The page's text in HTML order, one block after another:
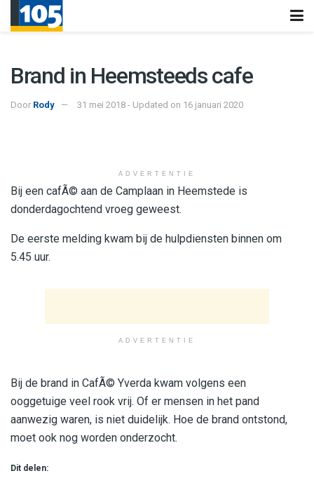
Brand in Heemsteeds cafe
Door Rody 31 mei 2018 - Updated on 16 januari 2020
ADVERTENTIE
Bij een cafÃ© aan de Camplaan in Heemstede is
donderdagochtend vroeg geweest.
De eerste melding kwam bij de hulpdiensten binnen om
5.45 uur.
ADVERTENTIE
Bij de brand in CafÃ© Yverda kwam volgens een
ooggetuige veel rook vrij. Of er mensen in het pand
aanwezig waren, is niet duidelijk. Hoe de brand ontstond,
moet ook nog worden onderzocht.
Dit delen: